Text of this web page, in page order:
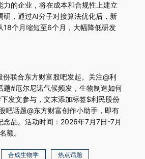
力的企业，将在成本和合规性上建立
研，通过AI分子对接算法优化后，新
18个月缩短至6个月，大幅降低研发
份联合东方财富股吧发起。关注@利
题#厄尔尼诺气候频发，生物制造如何
发文参与，文末添加标签$利民股份
吧话题@东方财富创作小助手，即有
念品。活动时间：2026年7月7日-7月
额。
合成生物学
热点话题